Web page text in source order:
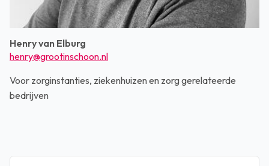
Henry van Elburg
henry@grootinschoon.nl
Voor zorginstanties, ziekenhuizen en zorg gerelateerde
bedrijven